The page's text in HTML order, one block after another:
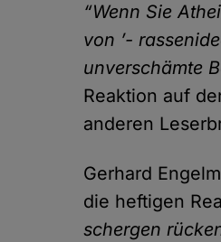
“Wenn Sie
von ’-
unver­schämte
Reaktion auf
anderen
Gerhard
die heftigen
schergen